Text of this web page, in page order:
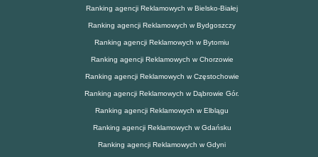
Ranking agencji Reklamowych w Bielsko-Białej
Ranking agencji Reklamowych w Bydgoszczy
Ranking agencji Reklamowych w Bytomiu
Ranking agencji Reklamowych w Chorzowie
Ranking agencji Reklamowych w Częstochowie
Ranking agencji Reklamowych w Dąbrowie Gór.
Ranking agencji Reklamowych w Elblągu
Ranking agencji Reklamowych w Gdańsku
Ranking agencji Reklamowych w Gdyni